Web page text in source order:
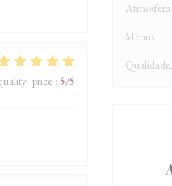
: 5/5
Atmosfera
Menus